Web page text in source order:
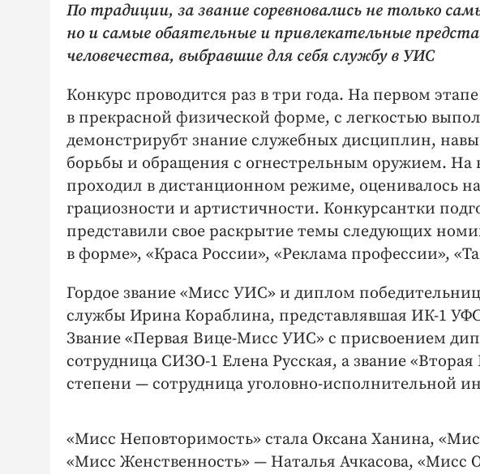
По традиции, за звание соревновались не только
но и самые обаятельные и привлекательные
человечества, выбравшие для себя службу в УИС
Конкурс проводится раз в три года. На первом
в прекрасной физической форме, с легкостью
демонстрирубт знание служебных дисциплин,
борьбы и обращения с огнестрельным оружием. На
проходил в дистанционном режиме, оценивалось
грациозности и артистичности. Конкурсантки
представили свое раскрытие темы следующих
в форме», «Краса России», «Реклама профессии»,
Гордое звание «Мисс УИС» и диплом
службы Ирина Кораблина, представлявшая ИК-1
Звание «Первая Вице-Мисс УИС» с присвоением
сотрудница СИЗО-1 Елена Русская, а звание
степени — сотрудница уголовно-исполнительной
«Мисс Неповторимость» стала Оксана Ханина,
«Мисс Женственность» — Наталья Ачкасова, «Мисс